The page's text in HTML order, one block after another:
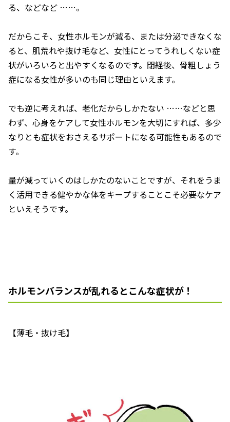
る、などなど ……。
だからこそ、女性ホルモンが減る、または分泌できなくな
ると、肌荒れや抜け毛など、女性にとってうれしくない症
状がいろいろと出やすくなるのです。閉経後、骨粗しょう
症になる女性が多いのも同じ理由といえます。
でも逆に考えれば、老化だからしかたない ……などと思
わず、心身をケアして女性ホルモンを大切にすれば、多少
なりとも症状をおさえるサポートになる可能性もあるので
す。
量が減っていくのはしかたのないことですが、それをうま
く活用できる健やかな体をキープすることこそ必要なケア
といえそうです。
ホルモンバランスが乱れるとこんな症状が！
【薄毛・抜け毛】